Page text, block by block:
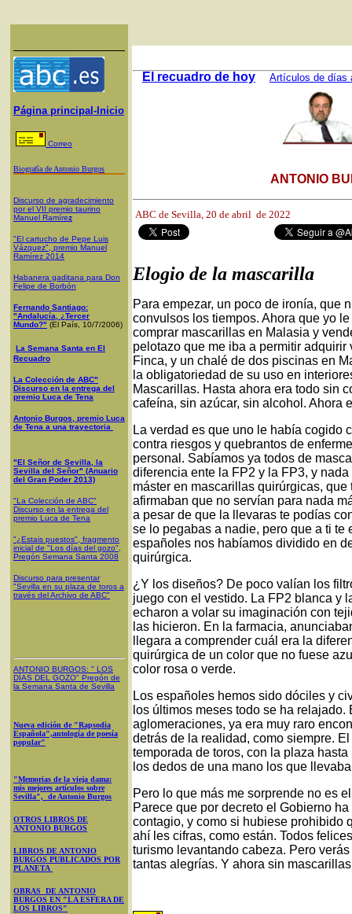
Página principal-Inicio
Correo
Biografía de Antonio Burgos
Discurso de agradecimiento
por el VII premio taurino
Manuel Ramírez
"El cartucho de Pepe Luis
Vázquez", premio Manuel
Ramírez 2014
Habanera gaditana para Don
Felipe de Borbón
Fernando Santiago:
"Andalucía, ¿Tercer
Mundo?" (El País, 10/7/2006)
La Semana Santa en El
Recuadro
La Colección de ABC"
Discurso en la entrega del
premio Luca de Tena
Antonio Burgos, premio Luca
de Tena a una trayectoria
"El Señor de Sevilla, la
Sevilla del Señor" (Anuario
del Gran Poder 2013)
"La Colección de ABC"
Discurso en la entrega del
premio Luca de Tena
"¿Estais puestos", fragmento
inicial de "Los días del gozo",
Pregón Semana Santa 2008
Discurso para presentar
"Sevilla en su plaza de toros a
través del Archivo de ABC"
ANTONIO BURGOS: " LOS
DÍAS DEL GOZO" Pregón de
la Semana Santa de Sevilla
Nueva edición de "Rapsodia
Española",antología de poesía
popular"
"Memorias de la vieja dama:
mis mejores artículos sobre
Sevilla", de Antonio Burgos
OTROS LIBROS DE
ANTONIO BURGOS
LIBROS DE ANTONIO
BURGOS PUBLICADOS POR
PLANETA
OBRAS DE ANTONIO
BURGOS EN "LA ESFERA DE
LOS LIBROS"
El recuadro de hoy Artículos de días
ANTONIO
ABC de Sevilla, 20 de abril de 2022
Elogio de la mascarilla
Para empezar, un poco de ironía, que
convulsos los tiempos. Ahora que yo
comprar mascarillas en Malasia y
pelotazo que me iba a permitir
Finca, y un chalé de dos piscinas en
la obligatoriedad de su uso en
Mascarillas. Hasta ahora era todo sin
cafeína, sin azúcar, sin alcohol. Ahora
La verdad es que uno le había cogido
contra riesgos y quebrantos de
personal. Sabíamos ya todos de
diferencia ente la FP2 y la FP3, y
máster en mascarillas quirúrgicas,
afirmaban que no servían para nada
a pesar de que la llevaras te podías
se lo pegabas a nadie, pero que a ti
españoles nos habíamos dividido en
quirúrgica.
¿Y los diseños? De poco valían los
juego con el vestido. La FP2 blanca y
echaron a volar su imaginación con
las hicieron. En la farmacia,
llegara a comprender cuál era la
quirúrgica de un color que no fuese
color rosa o verde.
Los españoles hemos sido dóciles y
los últimos meses todo se ha
aglomeraciones, ya era muy raro
detrás de la realidad, como siempre.
temporada de toros, con la plaza
los dedos de una mano los que
Pero lo que más me sorprende no es
Parece que por decreto el Gobierno
contagio, y como si hubiese prohibido
ahí les cifras, como están. Todos
turismo levantando cabeza. Pero
tantas alegrías. Y ahora sin